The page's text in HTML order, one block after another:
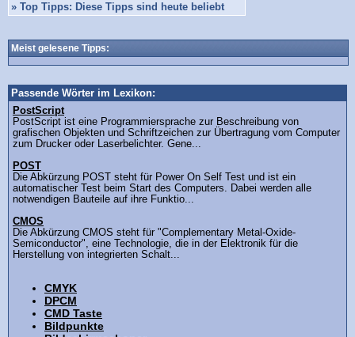
» Top Tipps: Diese Tipps sind heute beliebt
Meist gelesene Tipps:
Passende Wörter im Lexikon:
PostScript
PostScript ist eine Programmiersprache zur Beschreibung von
grafischen Objekten und Schriftzeichen zur Übertragung vom Computer
zum Drucker oder Laserbelichter. Gene...
POST
Die Abkürzung POST steht für Power On Self Test und ist ein
automatischer Test beim Start des Computers. Dabei werden alle
notwendigen Bauteile auf ihre Funktio...
CMOS
Die Abkürzung CMOS steht für "Complementary Metal-Oxide-
Semiconductor", eine Technologie, die in der Elektronik für die
Herstellung von integrierten Schalt...
CMYK
DPCM
CMD Taste
Bildpunkte